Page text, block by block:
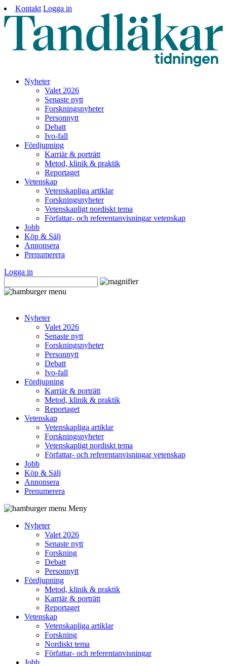
Kontakt Logga in
Nyheter
Valet 2026
Senaste nytt
Forskningsnyheter
Personnytt
Debatt
Ivo-fall
Fördjupning
Karriär & porträtt
Metod, klinik & praktik
Reportaget
Vetenskap
Vetenskapliga artiklar
Forskningsnyheter
Vetenskapligt nordiskt tema
Författar- och referentanvisningar vetenskap
Jobb
Köp & Sälj
Annonsera
Prenumerera
Logga in
Nyheter
Valet 2026
Senaste nytt
Forskningsnyheter
Personnytt
Debatt
Ivo-fall
Fördjupning
Karriär & porträtt
Metod, klinik & praktik
Reportaget
Vetenskap
Vetenskapliga artiklar
Forskningsnyheter
Vetenskapligt nordiskt tema
Författar- och referentanvisningar vetenskap
Jobb
Köp & Sälj
Annonsera
Prenumerera
Meny
Nyheter
Valet 2026
Senaste nytt
Forskning
Debatt
Personnytt
Fördjupning
Metod, klinik & praktik
Karriär & porträtt
Reportaget
Vetenskap
Vetenskapliga artiklar
Forskning
Nordiskt tema
Författar- och referentanvisningar